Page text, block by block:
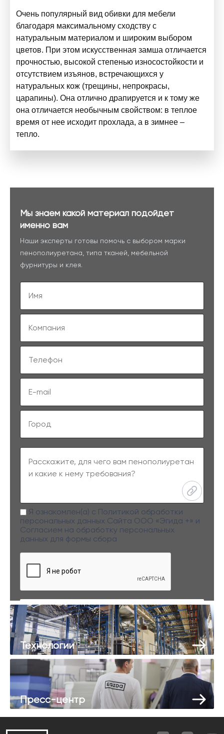
Очень популярный вид обивки для мебели
благодаря максимальному сходству с
натуральным материалом и широким выбором
цветов. При этом искусственная замша отличается
прочностью, высокой степенью износостойкости и
отсутствием изъянов, встречающихся у
натуральных кож (трещины, непрокрасы,
царапины). Она отлично драпируется и к тому же
она отличается необычным свойством: в теплое
время от нее исходит прохлада, а в зимнее –
тепло.
Мы знаем какой материал подойдет
именно вам
Наши эксперты готовы помочь с выбором марки
пенополиуретана, типа тканей, мебельной
фурнитуры и клея.
Заполняя данную форму вы даете свое согласие на обработку
персональных данных
Я ознакомлен(а) с Политикой обработки
персональных данных Сайта ООО «Эгида +» и
Согласием на обработку персональных
данных для формы сбора
Технологии
Пресс-центр